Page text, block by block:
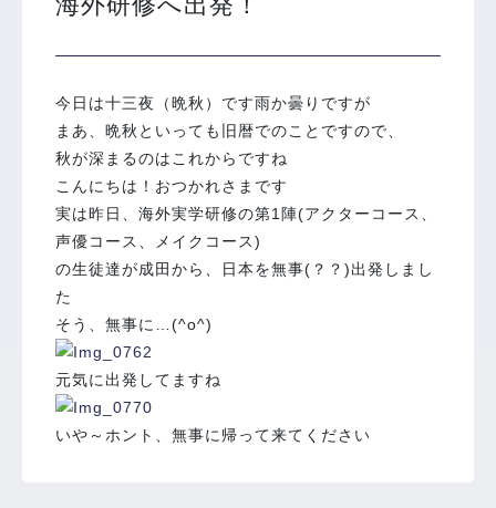
今日は十三夜（晩秋）です雨か曇りですが
まあ、晩秋といっても旧暦でのことですので、
秋が深まるのはこれからですね
こんにちは！おつかれさまです
実は昨日、海外実学研修の第1陣(アクターコース、
声優コース、メイクコース)
の生徒達が成田から、日本を無事(？？)出発しまし
た
そう、無事に…(^o^)
元気に出発してますね
いや～ホント、無事に帰って来てください